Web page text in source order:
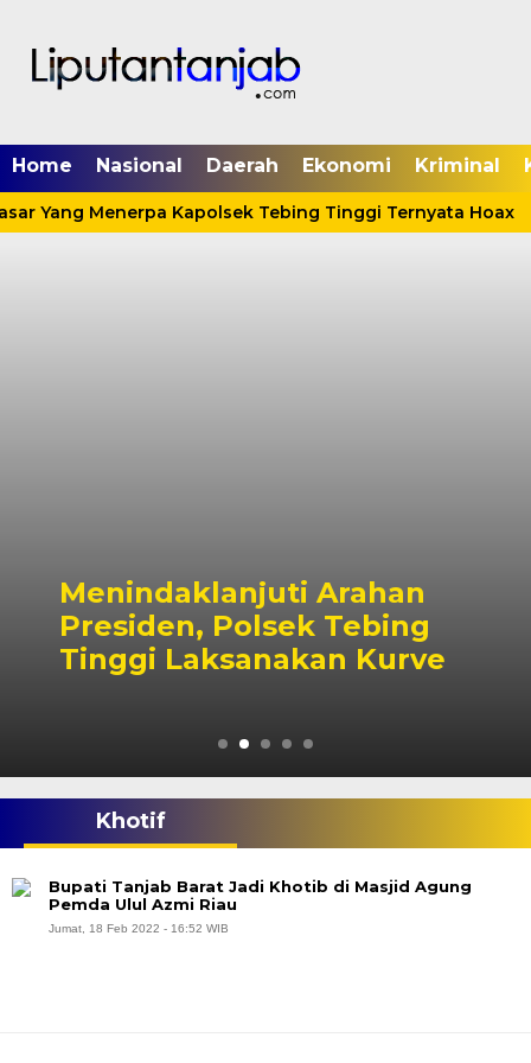
Home Nasional Daerah Ekonomi Kriminal
Yang Menerpa Kapolsek Tebing Tinggi Ternyata Hoax
Menindaklanjuti Arahan
Presiden, Polsek Tebing
Tinggi Laksanakan Kurve
Khotif
Bupati Tanjab Barat Jadi Khotib di Masjid Agung
Pemda Ulul Azmi Riau
Jumat, 18 Feb 2022 - 16:52 WIB